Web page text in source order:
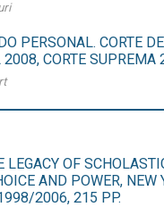
PERSONAL. CORTE
2008, CORTE
LEGACY OF
AND POWER, NEW
2006, 215 PP.